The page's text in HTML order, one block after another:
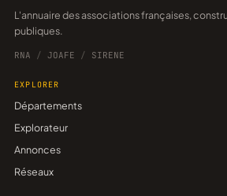
L'annuaire des associations françaises, construit sur les données
publiques.
RNA / JOAFE / SIRENE
EXPLORER
Départements
Explorateur
Annonces
Réseaux